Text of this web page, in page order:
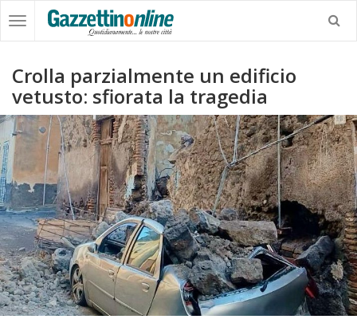
Crolla parzialmente un edificio
vetusto: sfiorata la tragedia